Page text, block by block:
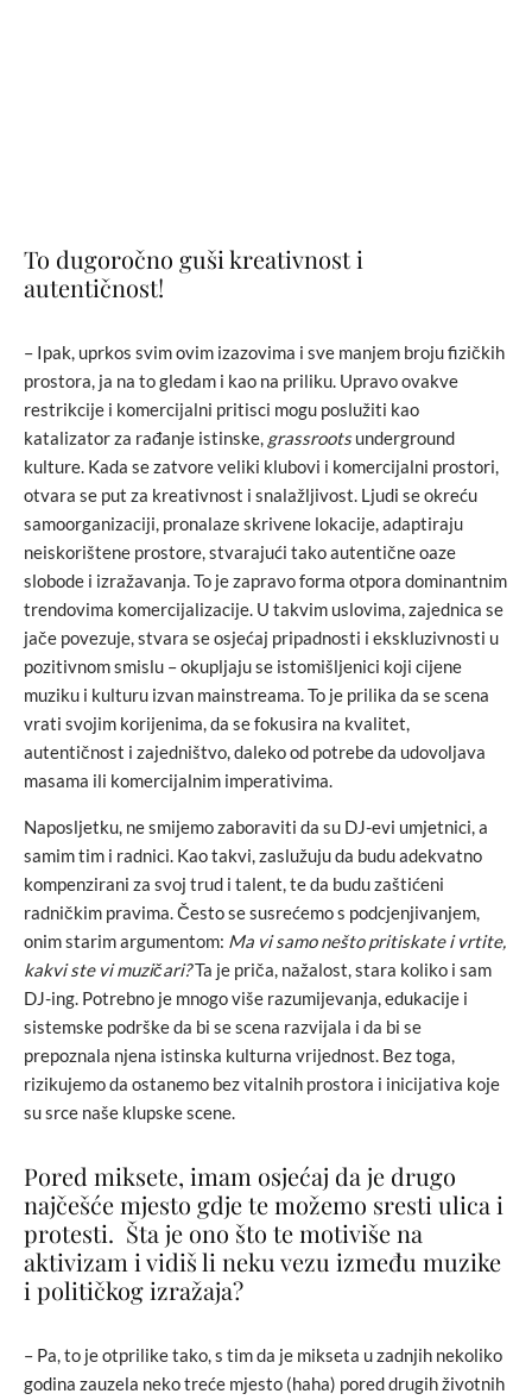
To dugoročno guši kreativnost i
autentičnost!
– Ipak, uprkos svim ovim izazovima i sve manjem broju fizičkih
prostora, ja na to gledam i kao na priliku. Upravo ovakve
restrikcije i komercijalni pritisci mogu poslužiti kao
katalizator za rađanje istinske, grassrootsunderground
kulture. Kada se zatvore veliki klubovi i komercijalni prostori,
otvara se put za kreativnost i snalažljivost. Ljudi se okreću
samoorganizaciji, pronalaze skrivene lokacije, adaptiraju
neiskorištene prostore, stvarajući tako autentične oaze
slobode i izražavanja. To je zapravo forma otpora dominantnim
trendovima komercijalizacije. U takvim uslovima, zajednica se
jače povezuje, stvara se osjećaj pripadnosti i ekskluzivnosti u
pozitivnom smislu – okupljaju se istomišljenici koji cijene
muziku i kulturu izvan mainstreama. To je prilika da se scena
vrati svojim korijenima, da se fokusira na kvalitet,
autentičnost i zajedništvo, daleko od potrebe da udovoljava
masama ili komercijalnim imperativima.
Naposljetku, ne smijemo zaboraviti da su DJ-evi umjetnici, a
samim tim i radnici. Kao takvi, zaslužuju da budu adekvatno
kompenzirani za svoj trud i talent, te da budu zaštićeni
radničkim pravima. Često se susrećemo s podcjenjivanjem,
onim starim argumentom: Ma vi samo nešto pritiskate i vrtite,
kakvi ste vi muzičari?Ta je priča, nažalost, stara koliko i sam
DJ-ing. Potrebno je mnogo više razumijevanja, edukacije i
sistemske podrške da bi se scena razvijala i da bi se
prepoznala njena istinska kulturna vrijednost. Bez toga,
rizikujemo da ostanemo bez vitalnih prostora i inicijativa koje
su srce naše klupske scene.
Pored miksete, imam osjećaj da je drugo
najčešće mjesto gdje te možemo sresti ulica i
protesti. Šta je ono što te motiviše na
aktivizam i vidiš li neku vezu između muzike
i političkog izražaja?
– Pa, to je otprilike tako, s tim da je mikseta u zadnjih nekoliko
godina zauzela neko treće mjesto (haha) pored drugih životnih